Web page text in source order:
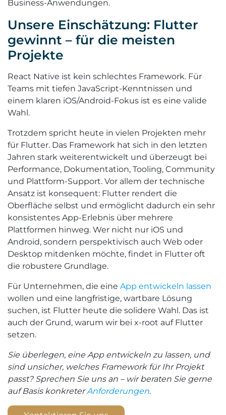
Business-Anwendungen.
Unsere Einschätzung: Flutter
gewinnt – für die meisten
Projekte
React Native ist kein schlechtes Framework. Für
Teams mit tiefen JavaScript-Kenntnissen und
einem klaren iOS/Android-Fokus ist es eine valide
Wahl.
Trotzdem spricht heute in vielen Projekten mehr
für Flutter. Das Framework hat sich in den letzten
Jahren stark weiterentwickelt und überzeugt bei
Performance, Dokumentation, Tooling, Community
und Plattform-Support. Vor allem der technische
Ansatz ist konsequent: Flutter rendert die
Oberfläche selbst und ermöglicht dadurch ein sehr
konsistentes App-Erlebnis über mehrere
Plattformen hinweg. Wer nicht nur iOS und
Android, sondern perspektivisch auch Web oder
Desktop mitdenken möchte, findet in Flutter oft
die robustere Grundlage.
Für Unternehmen, die eine App entwickeln lassen
wollen und eine langfristige, wartbare Lösung
suchen, ist Flutter heute die solidere Wahl. Das ist
auch der Grund, warum wir bei x-root auf Flutter
setzen.
Sie überlegen, eine App entwickeln zu lassen, und
sind unsicher, welches Framework für Ihr Projekt
passt? Sprechen Sie uns an – wir beraten Sie gerne
auf Basis konkreterAnforderungen.